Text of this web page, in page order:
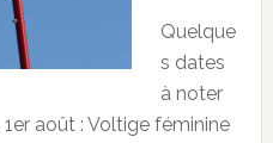
Quelque
s dates
à noter
août : Voltige féminine